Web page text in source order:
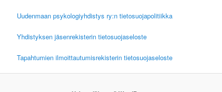
Uudenmaan psykologiyhdistys ry:n tietosuojapolitiikka
Yhdistyksen jäsenrekisterin tietosuojaseloste
Tapahtumien ilmoittautumisrekisterin tietosuojaseloste